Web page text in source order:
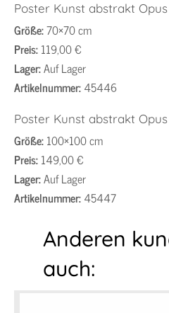
Poster Kunst abstrakt
Größe:70×70 cm
Preis:119,00 €
Lager:Auf Lager
Artikelnummer:45446
Poster Kunst abstrakt Opus
Größe:100×100 cm
Preis:149,00 €
Lager:Auf Lager
Artikelnummer:45447
Anderen
auch: